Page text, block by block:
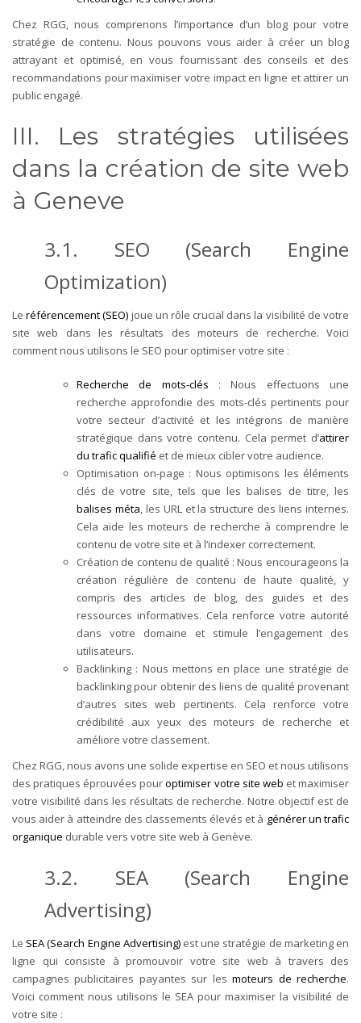
Chez RGG, nous comprenons l’importance d’un blog pour votre
stratégie de contenu. Nous pouvons vous aider à créer un blog
attrayant et optimisé, en vous fournissant des conseils et des
recommandations pour maximiser votre impact en ligne et attirer un
public engagé.
III. Les stratégies utilisées
dans la création de site web
à Geneve
3.1. SEO (Search Engine
Optimization)
Leréférencement (SEO) joue un rôle crucial dans la visibilité de votre
site web dans les résultats des moteurs de recherche. Voici
comment nous utilisons le SEO pour optimiser votre site :
Recherche de mots-clés : Nous effectuons une
recherche approfondie des mots-clés pertinents pour
votre secteur d’activité et les intégrons de manière
stratégique dans votre contenu. Cela permet d’attirer
du trafic qualifié et de mieux cibler votre audience.
Optimisation on-page : Nous optimisons les éléments
clés de votre site, tels que les balises de titre, les
balises méta, les URL et la structure des liens internes.
Cela aide les moteurs de recherche à comprendre le
contenu de votre site et à l’indexer correctement.
Création de contenu de qualité : Nous encourageons la
création régulière de contenu de haute qualité, y
compris des articles de blog, des guides et des
ressources informatives. Cela renforce votre autorité
dans votre domaine et stimule l’engagement des
utilisateurs.
Backlinking : Nous mettons en place une stratégie de
backlinking pour obtenir des liens de qualité provenant
d’autres sites web pertinents. Cela renforce votre
crédibilité aux yeux des moteurs de recherche et
améliore votre classement.
Chez RGG, nous avons une solide expertise en SEO et nous utilisons
des pratiques éprouvées pouroptimiser votre site web et maximiser
votre visibilité dans les résultats de recherche. Notre objectif est de
vous aider à atteindre des classements élevés et à générer un trafic
organique durable vers votre site web à Genève.
3.2. SEA (Search Engine
Advertising)
Le SEA (Search Engine Advertising)est une stratégie de marketing en
ligne qui consiste à promouvoir votre site web à travers des
campagnes publicitaires payantes sur lesmoteurs de recherche.
Voici comment nous utilisons le SEA pour maximiser la visibilité de
votre site :